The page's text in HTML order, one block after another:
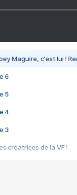
Maguire, c'est lui !
6
5
4
3
créatrices de la VF !